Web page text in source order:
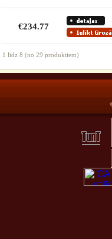
€234.77
1 līdz 8 (no 29 produktiem)